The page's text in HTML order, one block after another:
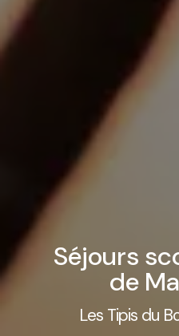
Séjours
de
Les Tipis du